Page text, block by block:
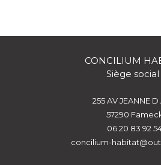
CONCILIUM
Siège social
255 AV JEANNE D
57290
06 20 83 92
concilium-